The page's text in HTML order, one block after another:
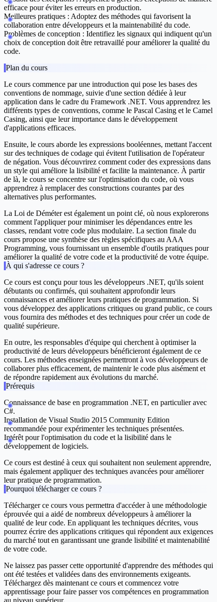
efficace pour éviter les erreurs en production.
Meilleures pratiques : Adoptez des méthodes qui favorisent la
collaboration entre développeurs et la maintenabilité du code.
Problèmes de conception : Identifiez les signaux qui indiquent qu'un
choix de conception doit être retravaillé pour améliorer la qualité du
code.
Plan du cours
Le cours commence par une introduction qui pose les bases des
conventions de nommage, suivie d'une section dédiée à leur
application dans le cadre du Framework .NET. Vous apprendrez les
différents types de conventions, comme le Pascal Casing et le Camel
Casing, ainsi que leur importance dans le développement
d'applications efficaces.
Ensuite, le cours aborde les expressions booléennes, mettant l'accent
sur des techniques de codage qui évitent l'utilisation de l'opérateur
de négation. Vous découvrirez comment coder des expressions dans
un style qui améliore la lisibilité et facilite la maintenance. À partir
de là, le cours se concentre sur l'optimisation du code, où vous
apprendrez à remplacer des constructions courantes par des
alternatives plus performantes.
La Loi de Déméter est également un point clé, où nous explorerons
comment l'appliquer pour minimiser les dépendances entre les
classes, rendant votre code plus modulaire. La section finale du
cours propose une synthèse des règles spécifiques au AAA
Programming, vous fournissant un ensemble d'outils pratiques pour
améliorer la qualité de votre code et la productivité de votre équipe.
À qui s'adresse ce cours ?
Ce cours est conçu pour tous les développeurs .NET, qu'ils soient
débutants ou confirmés, qui souhaitent approfondir leurs
connaissances et améliorer leurs pratiques de programmation. Si
vous développez des applications critiques ou grand public, ce cours
vous fournira des méthodes et des techniques pour créer un code de
qualité supérieure.
En outre, les responsables d'équipe qui cherchent à optimiser la
productivité de leurs développeurs bénéficieront également de ce
cours. Les méthodes enseignées permettront à vos développeurs de
collaborer plus efficacement, de maintenir le code plus aisément et
de répondre rapidement aux évolutions du marché.
Prérequis
Connaissance de base en programmation .NET, en particulier avec
C#.
Installation de Visual Studio 2015 Community Edition
recommandée pour expérimenter les techniques présentées.
Intérêt pour l'optimisation du code et la lisibilité dans le
développement de logiciels.
Ce cours est destiné à ceux qui souhaitent non seulement apprendre,
mais également appliquer des techniques avancées pour améliorer
leur pratique de programmation.
Pourquoi télécharger ce cours ?
Télécharger ce cours vous permettra d'accéder à une méthodologie
éprouvée qui a aidé de nombreux développeurs à améliorer la
qualité de leur code. En appliquant les techniques décrites, vous
pourrez écrire des applications critiques qui répondent aux exigences
du marché tout en garantissant une grande lisibilité et maintenabilité
de votre code.
Ne laissez pas passer cette opportunité d'apprendre des méthodes qui
ont été testées et validées dans des environnements exigeants.
Téléchargez dès maintenant ce cours et commencez votre
apprentissage pour faire passer vos compétences en programmation